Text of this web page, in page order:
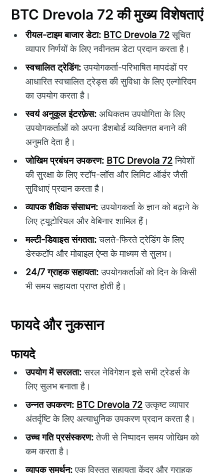
BTC Drevola 72 की मुख्य विशेषताएं
रीयल-टाइम बाजार डेटा: BTC Drevola 72सूचित
व्यापार निर्णयों के लिए नवीनतम डेटा प्रदान करता है।
स्वचालित ट्रेडिंग:उपयोगकर्ता-परिभाषित मापदंडों पर
आधारित स्वचालित ट्रेड्स की सुविधा के लिए एल्गोरिदम
का उपयोग करता है।
स्वयं अनुकूल इंटरफ़ेस: अधिकतम उपयोगिता के लिए
उपयोगकर्ताओं को अपना डैशबोर्ड व्यक्तिगत बनाने की
अनुमति देता है।
जोखिम प्रबंधन उपकरण: BTC Drevola 72निवेशों
की सुरक्षा के लिए स्टॉप-लॉस और लिमिट ऑर्डर जैसी
सुविधाएं प्रदान करता है।
व्यापक शैक्षिक संसाधन:उपयोगकर्ता के ज्ञान को बढ़ाने के
लिए ट्यूटोरियल और वेबिनार शामिल हैं।
मल्टी-डिवाइस संगतता:चलते-फिरते ट्रेडिंग के लिए
डेस्कटॉप और मोबाइल ऐप्स के माध्यम से सुलभ।
24/7 ग्राहक सहायता:उपयोगकर्ताओं को दिन के किसी
भी समय सहायता प्राप्त होती है।
फायदे और नुकसान
फायदे
उपयोग में सरलता:सरल नेविगेशन इसे सभी ट्रेडर्स के
लिए सुलभ बनाता है।
उन्नत उपकरण: BTC Drevola 72उत्कृष्ट व्यापार
अंतर्दृष्टि के लिए अत्याधुनिक उपकरण प्रदान करता है।
उच्च गति प्रसंस्करण:तेजी से निष्पादन समय जोखिम को
कम करता है।
व्यापक समर्थन:एक विस्तृत सहायता केंद्र और ग्राहक